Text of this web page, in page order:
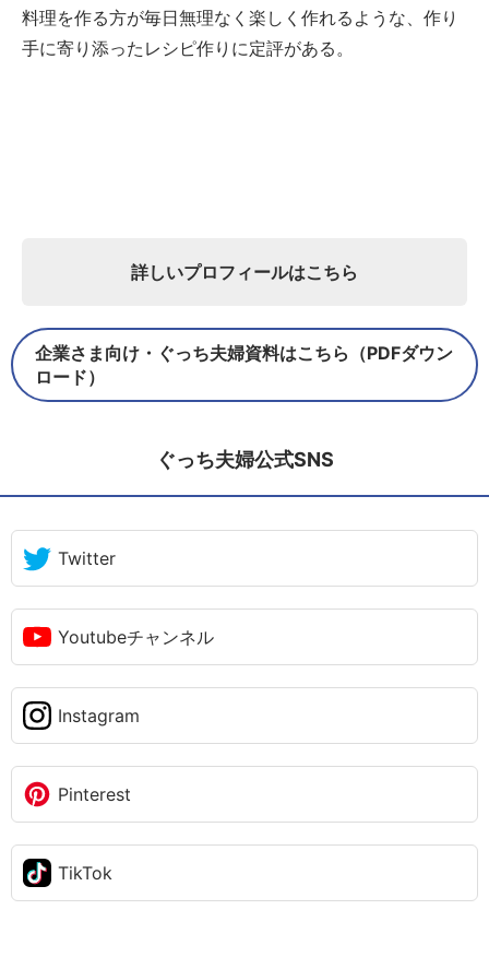
料理を作る方が毎日無理なく楽しく作れるような、作り
手に寄り添ったレシピ作りに定評がある。
詳しいプロフィールはこちら
企業さま向け・ぐっち夫婦資料はこちら（PDFダウン
ロード）
ぐっち夫婦公式SNS
Twitter
Youtubeチャンネル
Instagram
Pinterest
TikTok